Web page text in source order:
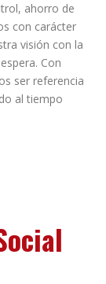
ahorro de
con carácter
visión con la
Con
ser referencia
al tiempo